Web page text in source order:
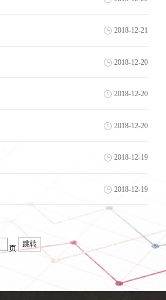
2018-12-21
2018-12-20
2018-12-20
2018-12-20
2018-12-19
2018-12-19
页
跳转